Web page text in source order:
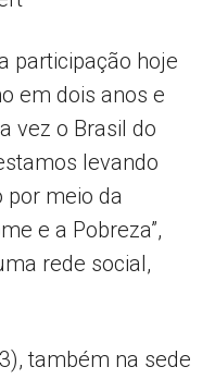
participação hoje
em dois anos e
vez o Brasil do
levando
por meio da
e a Pobreza”,
rede social,
também na sede